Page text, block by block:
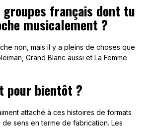
français dont tu
musicalement ?
non, mais il y a pleins de choses que
Grand Blanc aussi et La Femme
pour bientôt ?
attaché à ces histoires de formats
de sens en terme de fabrication. Les